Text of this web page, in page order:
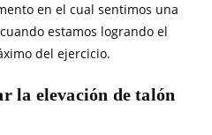
en el cual sentimos una
estamos logrando el
del ejercicio.
la elevación de talón